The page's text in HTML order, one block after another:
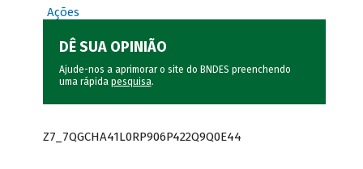
Ações
DÊ SUA OPINIÃO
Ajude-nos a aprimorar o site do BNDES preenchendo
uma rápida pesquisa.
Z7_7QGCHA41L0RP906P422Q9Q0E44